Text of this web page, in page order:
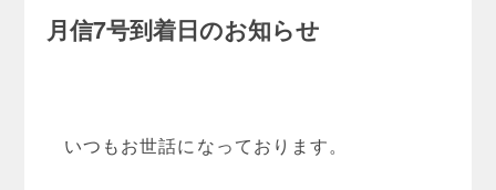
月信7号到着日のお知らせ
いつもお世話になっております。